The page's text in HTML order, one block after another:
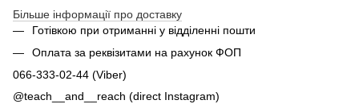
Більше інформації про доставку
Готівкою при отриманні у відділенні пошти
Оплата за реквізитами на рахунок ФОП
066-333-02-44 (Viber)
@teach__and__reach (direct Instagram)